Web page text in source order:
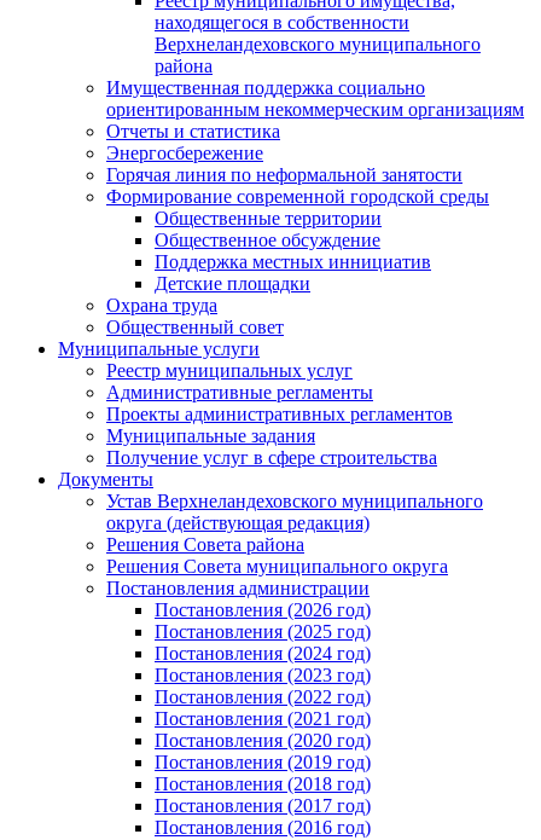
находящегося в собственности
Верхнеландеховского муниципального
района
Имущественная поддержка социально
ориентированным некоммерческим организациям
Отчеты и статистика
Энергосбережение
Горячая линия по неформальной занятости
Формирование современной городской среды
Общественные территории
Общественное обсуждение
Поддержка местных иннициатив
Детские площадки
Охрана труда
Общественный совет
Муниципальные услуги
Реестр муниципальных услуг
Административные регламенты
Проекты административных регламентов
Муниципальные задания
Получение услуг в сфере строительства
Документы
Устав Верхнеландеховского муниципального
округа (действующая редакция)
Решения Совета района
Решения Совета муниципального округа
Постановления администрации
Постановления (2026 год)
Постановления (2025 год)
Постановления (2024 год)
Постановления (2023 год)
Постановления (2022 год)
Постановления (2021 год)
Постановления (2020 год)
Постановления (2019 год)
Постановления (2018 год)
Постановления (2017 год)
Постановления (2016 год)